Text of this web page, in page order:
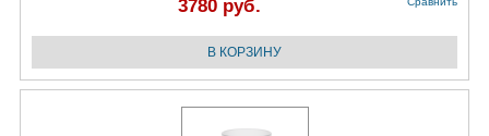
3780 руб.